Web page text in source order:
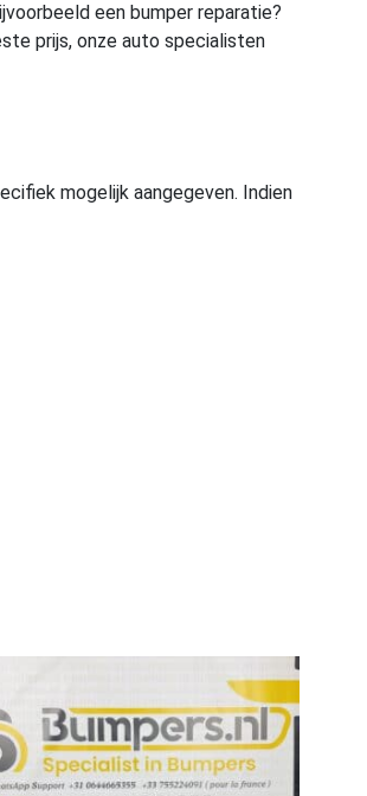
een bumper reparatie?
prijs, onze auto specialisten
mogelijk aangegeven. Indien